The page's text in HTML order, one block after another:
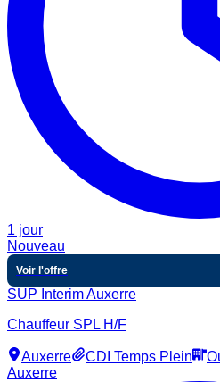
1 jour
Nouveau
Voir l'offre
SUP Interim Auxerre
Chauffeur SPL H/F
Auxerre CDI Temps Plein
Auxerre